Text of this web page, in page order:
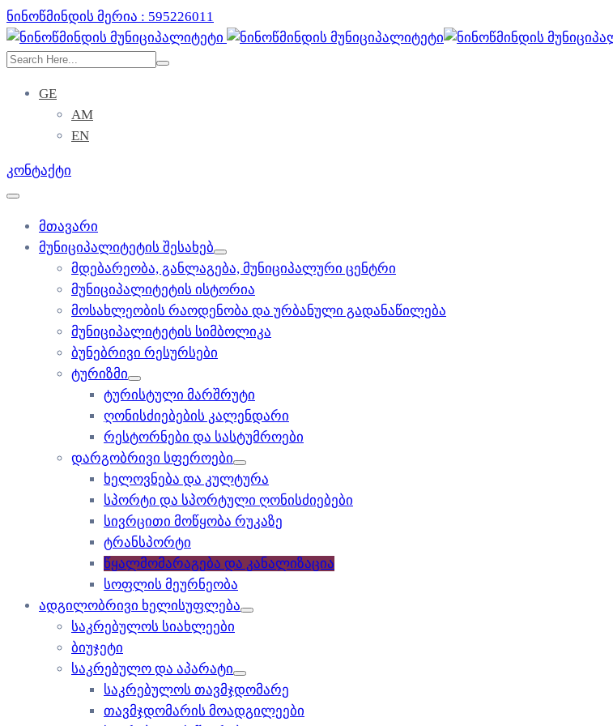
ნინოწმინდის მერია : 595226011
GE
AM
EN
კონტაქტი
მთავარი
მუნიციპალიტეტის შესახებ
მდებარეობა, განლაგება, მუნიციპალური ცენტრი
მუნიციპალიტეტის ისტორია
მოსახლეობის რაოდენობა და ურბანული გადანაწილება
მუნიციპალიტეტის სიმბოლიკა
ბუნებრივი რესურსები
ტურიზმი
ტურისტული მარშრუტი
ღონისძიებების კალენდარი
რესტორნები და სასტუმროები
დარგობრივი სფეროები
ხელოვნება და კულტურა
სპორტი და სპორტული ღონისძიებები
სივრცითი მოწყობა რუკაზე
ტრანსპორტი
წყალმომარაგება და კანალიზაცია
სოფლის მეურნეობა
ადგილობრივი ხელისუფლება
საკრებულოს სიახლეები
ბიუჯეტი
საკრებულო და აპარატი
საკრებულოს თავმჯდომარე
თავმჯდომარის მოადგილეები
ვებ გვერდი მუშაობს სატესტო რეჟიმში